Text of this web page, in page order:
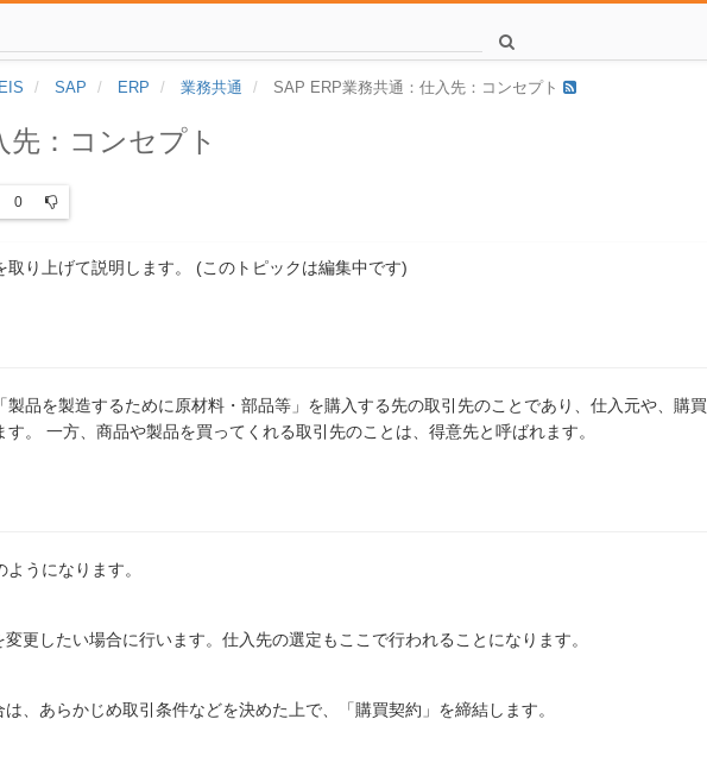
EIS SAP ERP 業務共通 SAP ERP業務共通：仕入先：コンセプト
先：コンセプト
0
り上げて説明します。 (このトピックは編集中です)
品を製造するために原材料・部品等」を購入する先の取引先のことであり、仕入元や、購買
。 一方、商品や製品を買ってくれる取引先のことは、得意先と呼ばれます。
うになります。
更したい場合に行います。仕入先の選定もここで行われることになります。
、あらかじめ取引条件などを決めた上で、「購買契約」を締結します。